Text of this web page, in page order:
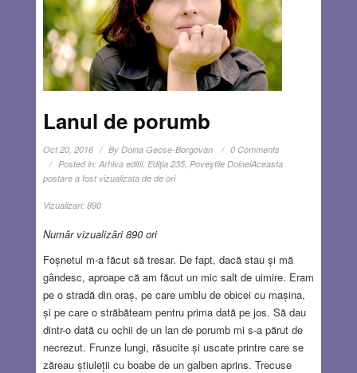
Lanul de porumb
Oct 20, 2016 By Doina Gecse-Borgovan
0 Comments
Posted in: Arhiva editii, Ediţia 235, Poveştile DoineiAceasta
postare a fost vizualizata de de ori
Vizualizari: 890
Număr vizualizări 890 ori
Foșnetul m-a făcut să tresar. De fapt, dacă stau și mă
gândesc, aproape că am făcut un mic salt de uimire. Eram
pe o stradă din oraș, pe care umblu de obicei cu mașina,
și pe care o străbăteam pentru prima dată pe jos. Să dau
dintr-o dată cu ochii de un lan de porumb mi s-a părut de
necrezut. Frunze lungi, răsucite și uscate printre care se
zăreau știuleții cu boabe de un galben aprins. Trecuse